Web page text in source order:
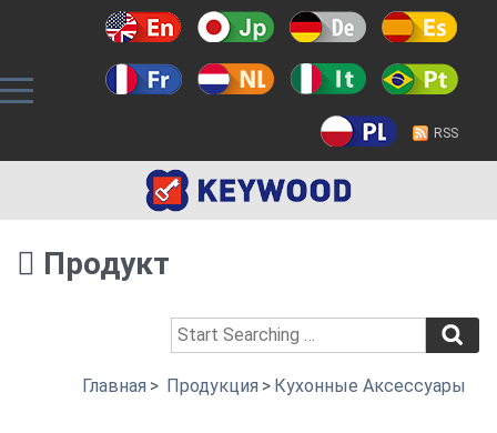
RSS
Продукт
Главная > Продукция > Кухонные Аксессуары